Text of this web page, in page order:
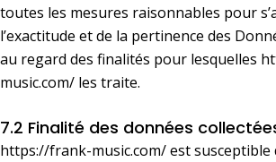
toutes les mesures raisonnables pour
l’exactitude et de la pertinence des
au regard des finalités pour lesquelles
music.com/ les traite.
7.2 Finalité des données
https://frank-music.com/est